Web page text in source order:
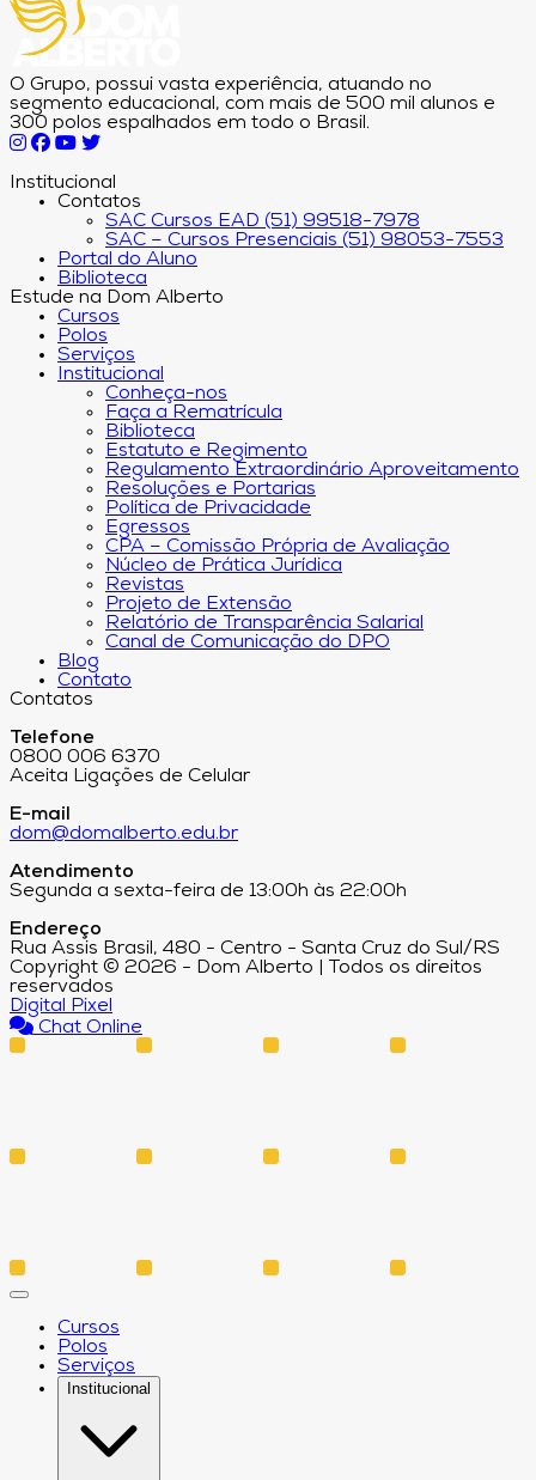
O Grupo, possui vasta experiência, atuando no
segmento educacional, com mais de 500 mil alunos e
300 polos espalhados em todo o Brasil.
Institucional
Contatos
SAC Cursos EAD (51) 99518-7978
SAC – Cursos Presenciais (51) 98053-7553
Portal do Aluno
Biblioteca
Estude na Dom Alberto
Cursos
Polos
Serviços
Institucional
Conheça-nos
Faça a Rematrícula
Biblioteca
Estatuto e Regimento
Regulamento Extraordinário Aproveitamento
Resoluções e Portarias
Política de Privacidade
Egressos
CPA – Comissão Própria de Avaliação
Núcleo de Prática Jurídica
Revistas
Projeto de Extensão
Relatório de Transparência Salarial
Canal de Comunicação do DPO
Blog
Contato
Contatos
Telefone
0800 006 6370
Aceita Ligações de Celular
E-mail
dom@domalberto.edu.br
Atendimento
Segunda a sexta-feira de 13:00h às 22:00h
Endereço
Rua Assis Brasil, 480 - Centro - Santa Cruz do Sul/RS
Copyright © 2026 - Dom Alberto | Todos os direitos
reservados
Digital Pixel
Chat Online
Cursos
Polos
Serviços
Institucional